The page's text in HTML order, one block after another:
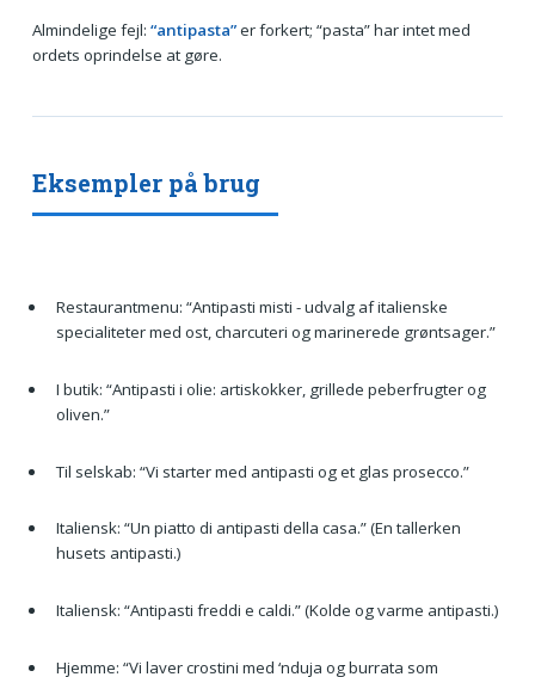
Almindelige fejl: “antipasta”er forkert; “pasta” har intet med
ordets oprindelse at gøre.
Eksempler på brug
Restaurantmenu: “Antipasti misti - udvalg af italienske
specialiteter med ost, charcuteri og marinerede grøntsager.”
I butik: “Antipasti i olie: artiskokker, grillede peberfrugter og
oliven.”
Til selskab: “Vi starter med antipasti og et glas prosecco.”
Italiensk: “Un piatto di antipasti della casa.” (En tallerken
husets antipasti.)
Italiensk: “Antipasti freddi e caldi.” (Kolde og varme antipasti.)
Hjemme: “Vi laver crostini med ‘nduja og burrata som